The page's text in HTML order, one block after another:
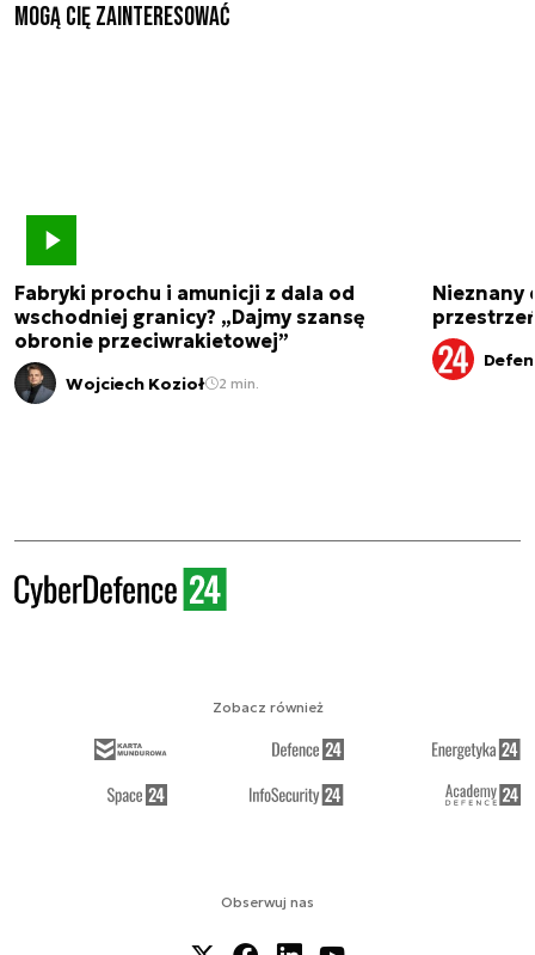
Mogą Cię zainteresować
Fabryki prochu i amunicji z dala od
wschodniej granicy? „Dajmy szansę
obronie przeciwrakietowej”
Wojciech Kozioł 2 min.
Nieznany
Obserwuj nas
Zobacz również